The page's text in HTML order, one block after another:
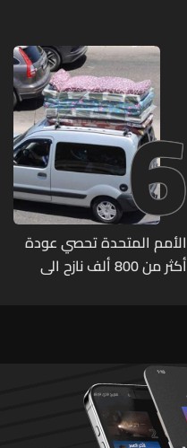
مزروعة بالماريجوانا
6
الأمم المتحدة تحصي عودة
أكثر من 800 ألف نازح الى